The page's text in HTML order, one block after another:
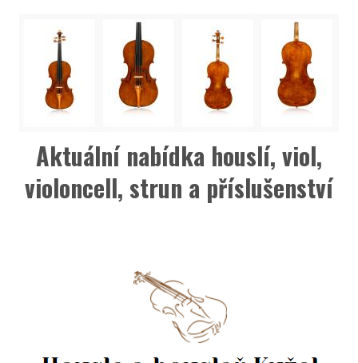
Aktuální nabídka houslí, viol,
violoncell, strun a příslušenství